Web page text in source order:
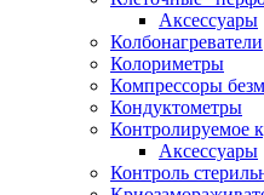
Аксессуары
Колбонагреватели
Колориметры
Компрессоры
Кондуктометры
Контролируемое
Аксессуары
Контроль